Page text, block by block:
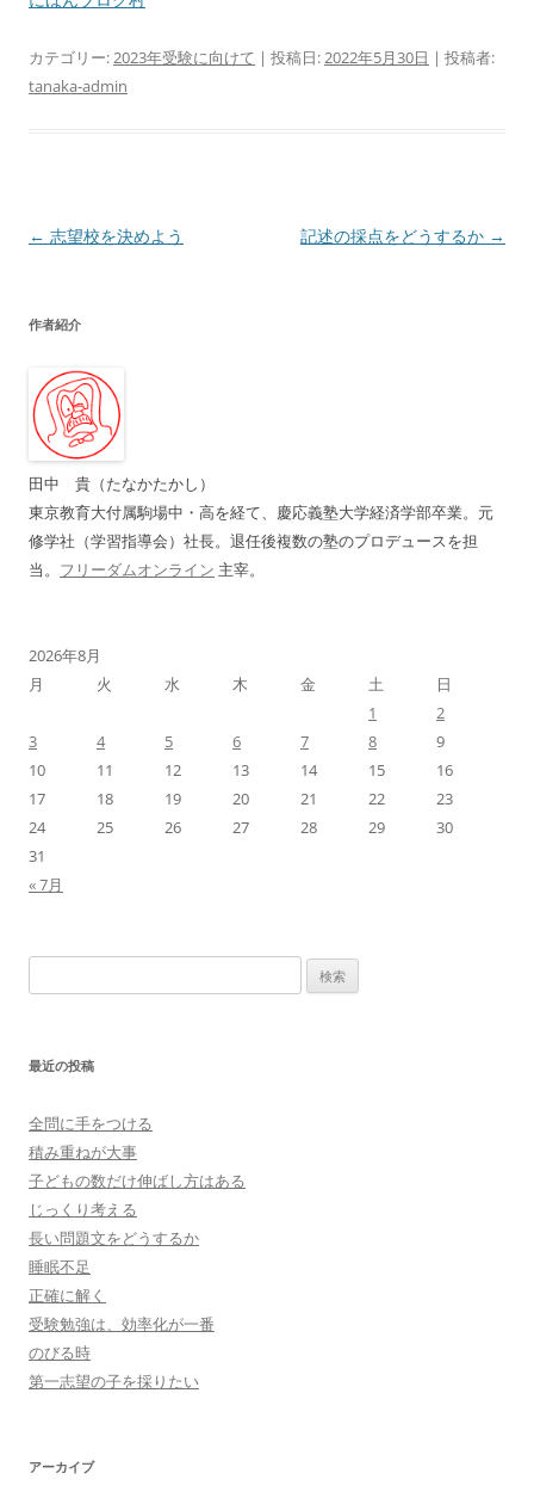
カテゴリー:2023年受験に向けて | 投稿日:2022年5月30日 | 投稿者:
tanaka-admin
投
ビ
ー
シ
ン
← 志望校を決めよう 記述の採点をどうするか →
作者紹介
田中 貴（たなかたかし）
東京教育大付属駒場中・高を経て、慶応義塾大学経済学部卒業。元
修学社（学習指導会）社長。退任後複数の塾のプロデュースを担
当。 フリーダムオンライン 主宰。
2026年8月
月
火 水 木 金 土
日
1
2
3
4 5 6 7 8
9
10
11 12 13 14 15
16
17
18 19 20 21 22
23
24
25 26 27 28 29
30
31
« 7月
索:
最近の投稿
全問に手をつける
積み重ねが大事
子どもの数だけ伸ばし方はある
じっくり考える
長い問題文をどうするか
睡眠不足
正確に解く
受験勉強は、効率化が一番
のびる時
第一志望の子を採りたい
アーカイブ